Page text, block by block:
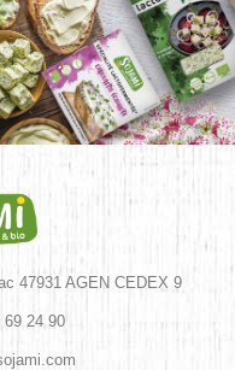
47931 AGEN CEDEX 9
69 24 90